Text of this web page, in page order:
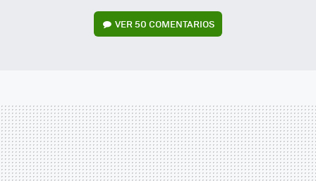
VER50 COMENTARIOS